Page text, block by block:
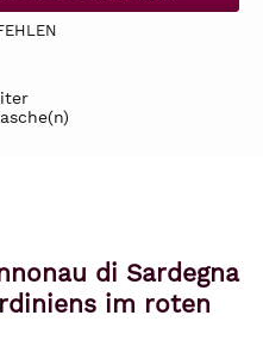
di Sardegna
im roten